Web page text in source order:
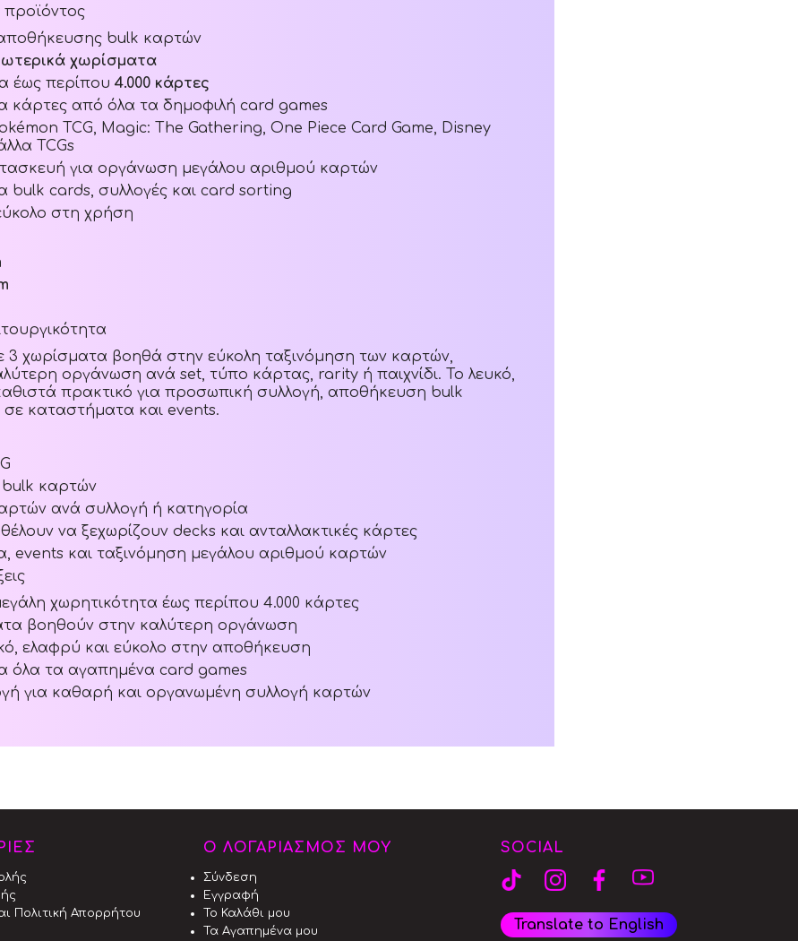
bulk καρτών
χωρίσματα
έως περίπου4.000 κάρτες
κάρτες από όλα τα δημοφιλή card games
TCG, Magic: The Gathering, One Piece Card Game, Disney
TCGs
για οργάνωση μεγάλου αριθμού καρτών
bulk cards, συλλογές και card sorting
στη χρήση
3 χωρίσματα βοηθά στην εύκολη ταξινόμηση των καρτών,
οργάνωση ανά set, τύπο κάρτας, rarity ή παιχνίδι. Το λευκό,
πρακτικό για προσωπική συλλογή, αποθήκευση bulk
καταστήματα και events.
καρτών
ανά συλλογή ή κατηγορία
να ξεχωρίζουν decks και ανταλλακτικές κάρτες
events και ταξινόμηση μεγάλου αριθμού καρτών
χωρητικότητα έως περίπου 4.000 κάρτες
βοηθούν στην καλύτερη οργάνωση
ελαφρύ και εύκολο στην αποθήκευση
όλα τα αγαπημένα card games
για καθαρή και οργανωμένη συλλογή καρτών
Πολιτική Απορρήτου
Ο ΛΟΓΑΡΙΑΣΜΟΣ ΜΟΥ
Σύνδεση
Εγγραφή
Το Καλάθι μου
Τα Αγαπημένα μου
SOCIAL
Translate to English